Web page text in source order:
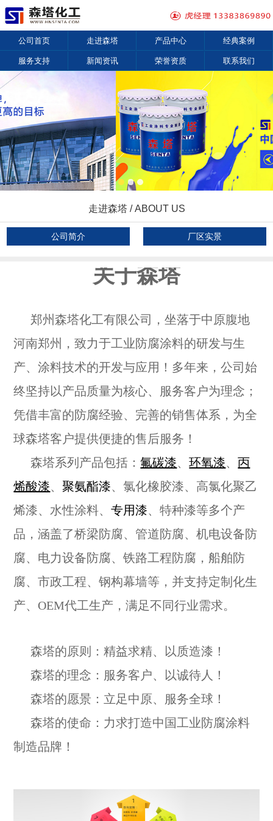
公司首页 走进森塔 产品中心 经典案例
服务支持 新闻资讯 荣誉资质 联系我们
走进森塔 / ABOUT US
公司简介 厂区实景
关于森塔
郑州森塔化工有限公司，坐落于中原腹地
河南郑州，致力于工业防腐涂料的研发与生
产、涂料技术的开发与应用！多年来，公司始
终坚持以产品质量为核心、服务客户为理念；
凭借丰富的防腐经验、完善的销售体系，为全
球森塔客户提供便捷的售后服务！
森塔系列产品包括：氟碳漆、环氧漆、丙
烯酸漆、聚氨酯漆、氯化橡胶漆、高氯化聚乙
烯漆、水性涂料、专用漆、特种漆等多个产
品，涵盖了桥梁防腐、管道防腐、机电设备防
腐、电力设备防腐、铁路工程防腐，船舶防
腐、市政工程、钢构幕墙等，并支持定制化生
产、OEM代工生产，满足不同行业需求。
森塔的原则：精益求精、以质造漆！
森塔的理念：服务客户、以诚待人！
森塔的愿景：立足中原、服务全球！
森塔的使命：力求打造中国工业防腐涂料
制造品牌！